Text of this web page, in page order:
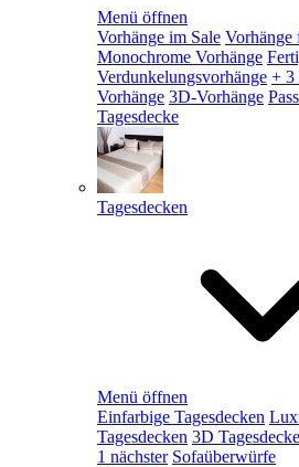
Menü öffnen
Vorhänge im Sale Vorhänge
Monochrome Vorhänge
Verdunkelungsvorhänge + 3
Vorhänge 3D-Vorhänge
Tagesdecke
Tagesdecken
Menü öffnen
Einfarbige Tagesdecken
Tagesdecken 3D
1 nächster Sofaüberwürfe